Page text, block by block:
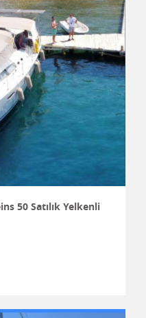
50 Satılık Yelkenli